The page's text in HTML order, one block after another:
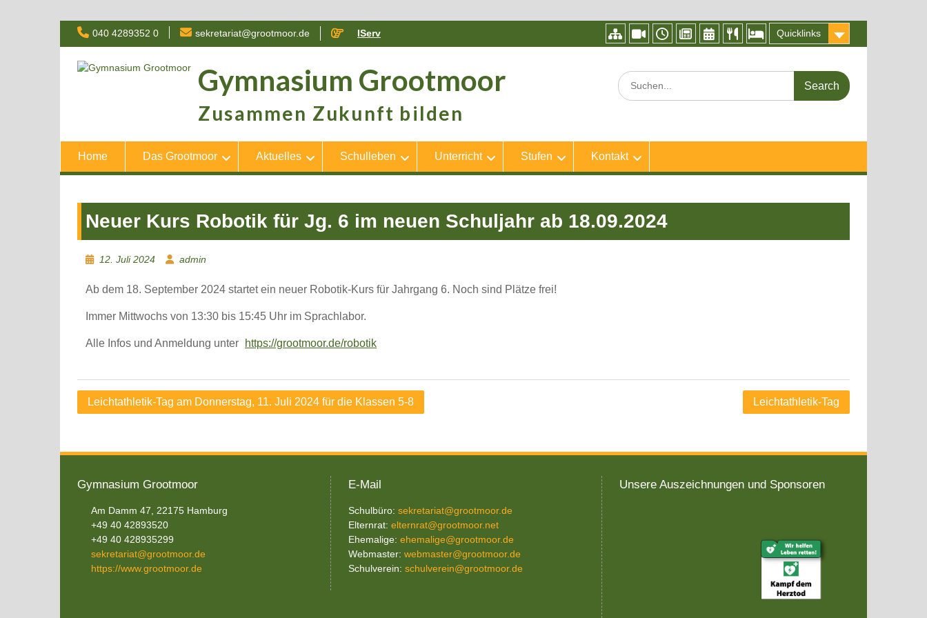
Skip
040 4289352 0 sekretariat@grootmoor.de IServ
Quicklinks
IServVideokonferenz
Vertretungsplan
FrogblogKalenderSpeiseplanAbwesenheitsmeldung
Gymnasium Grootmoor
Zusammen Zukunft bilden
Search
for:
Home Das Grootmoor Aktuelles Schulleben Unterricht Stufen Kontakt
Neuer Kurs Robotik für Jg. 6 im neuen Schuljahr ab 18.09.2024
12. Juli 2024 admin
Ab dem 18. September 2024 startet ein neuer Robotik-Kurs für Jahrgang 6. Noch sind Plätze frei!
Immer Mittwochs von 13:30 bis 15:45 Uhr im Sprachlabor.
Alle Infos und Anmeldung unter https://grootmoor.de/robotik
Beitragsnavigation
Leichtathletik-Tag am Donnerstag, 11. Juli 2024 für die Klassen 5-8 Leichtathletik-Tag
Gymnasium Grootmoor
Am Damm 47, 22175 Hamburg
+49 40 42893520
+49 40 428935299
sekretariat@grootmoor.de
https://www.grootmoor.de
E-Mail
Schulbüro:sekretariat@grootmoor.de
Elternrat:elternrat@grootmoor.net
Ehemalige:ehemalige@grootmoor.de
Webmaster:webmaster@grootmoor.de
Schulverein:schulverein@grootmoor.de
Unsere Auszeichnungen und Sponsoren